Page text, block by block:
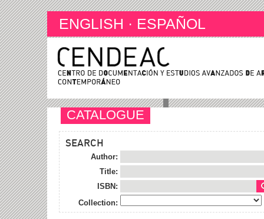
ENGLISH · ESPAÑOL
CATALOGUE
SEARCH
Author:
Title:
ISBN:
Collection: